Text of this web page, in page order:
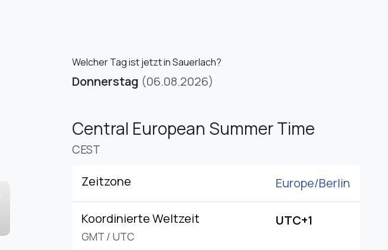
Welcher Tag ist jetzt in Sauerlach?
Donnerstag (06.08.2026)
Central European Summer Time
CEST
Zeitzone Europe/Berlin
Koordinierte Weltzeit
GMT / UTC
UTC+1